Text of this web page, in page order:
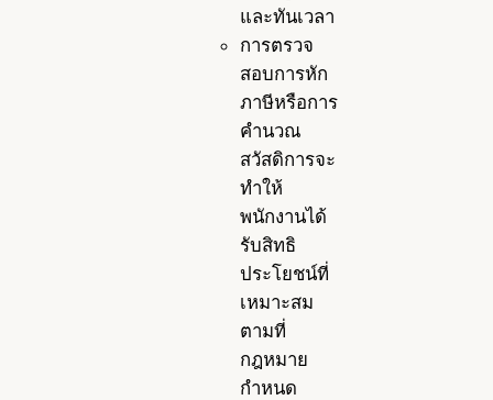
และทันเวลา
การตรวจ
สอบการหัก
ภาษีหรือการ
คำนวณ
สวัสดิการจะ
ทำให้
พนักงานได้
รับสิทธิ
ประโยชน์ที่
เหมาะสม
ตามที่
กฎหมาย
กำหนด